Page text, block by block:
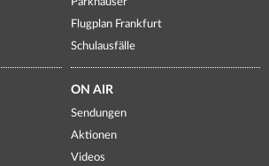
Parkhäuser
Flugplan Frankfurt
Schulausfälle
ON AIR
Sendungen
Aktionen
Videos